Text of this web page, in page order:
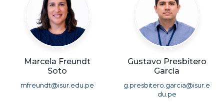
Marcela Freundt
Soto
mfreundt@isur.edu.pe
Gustavo Presbitero
Garcia
g.presbitero.garcia@isur.e
du.pe